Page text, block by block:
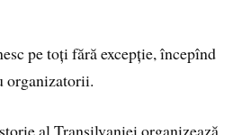
pe toți fără excepție, începînd
organizatorii.